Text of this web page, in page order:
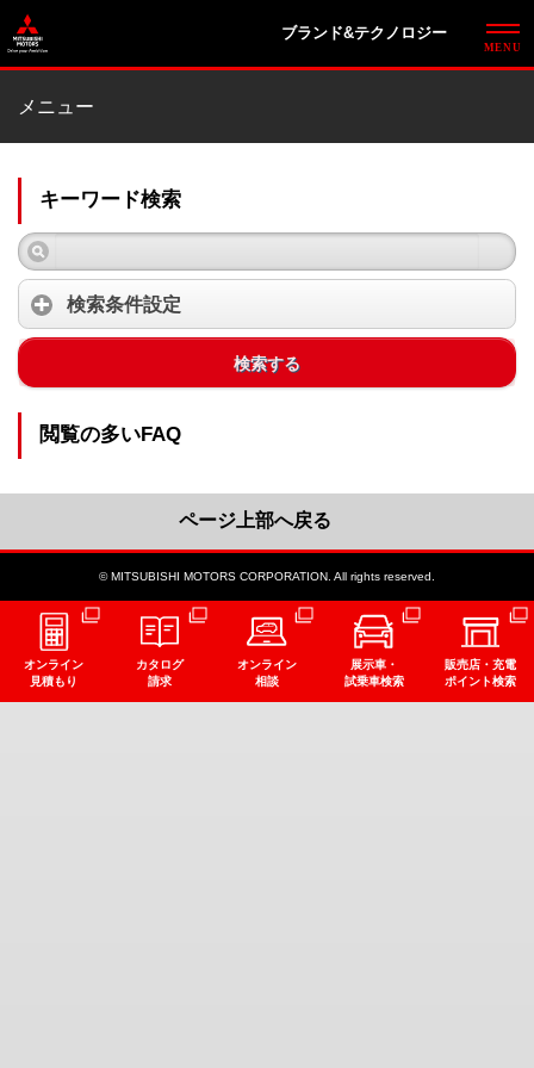
ブランド&テクノロジー
メニュー
キーワード検索
検索条件設定
検索する
閲覧の多いFAQ
ページ上部へ戻る
© MITSUBISHI MOTORS CORPORATION. All rights reserved.
オンライン
見積もり
カタログ
請求
オンライン
相談
展示車・
試乗車検索
販売店・充電
ポイント検索